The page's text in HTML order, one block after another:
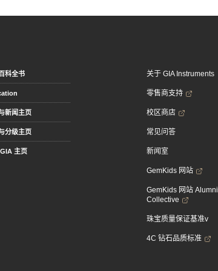
科全书
新闻主页
分级主页
主页
关于 GIA Instruments
零售商支持
校区商店
常见问答
新闻室
GemKids 网站
GemKids 网站 Alumni
Collective
珠宝质量保证基准v
4C 钻石品质标准